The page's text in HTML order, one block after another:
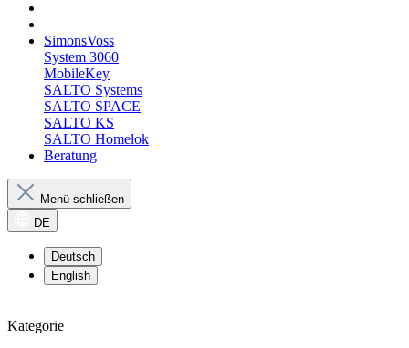
SimonsVoss
System 3060
MobileKey
SALTO Systems
SALTO SPACE
SALTO KS
SALTO Homelok
Beratung
Menü schließen
DE
Deutsch
English
Kategorie